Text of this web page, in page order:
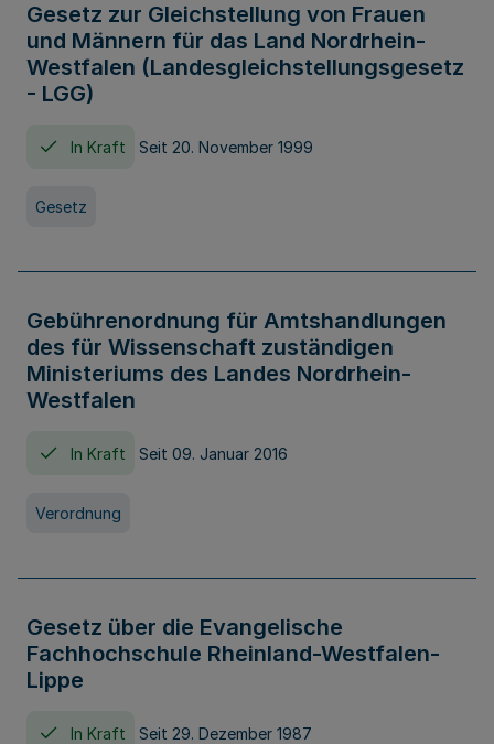
Gesetz zur Gleichstellung von Frauen
und Männern für das Land Nordrhein-
Westfalen (Landesgleichstellungsgesetz
- LGG)
In Kraft Seit 20. November 1999
Gesetz
Gebührenordnung für Amtshandlungen
des für Wissenschaft zuständigen
Ministeriums des Landes Nordrhein-
Westfalen
In Kraft Seit 09. Januar 2016
Verordnung
Gesetz über die Evangelische
Fachhochschule Rheinland-Westfalen-
Lippe
In Kraft Seit 29. Dezember 1987